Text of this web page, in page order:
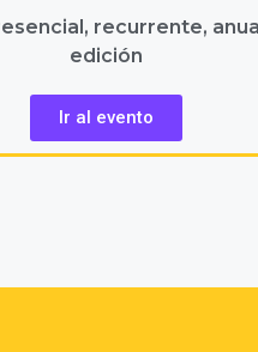
recurrente,
edición
Ir al evento